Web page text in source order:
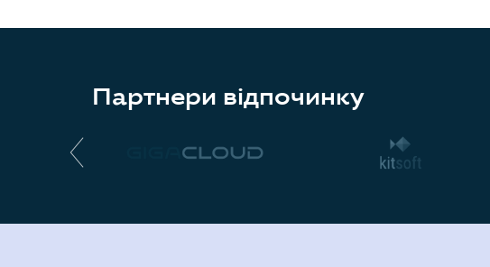
Партнери відпочинку